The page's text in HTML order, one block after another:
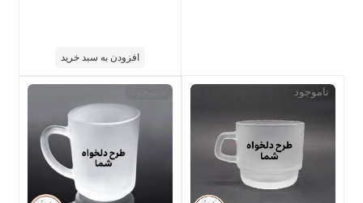
افزودن به سبد خرید
ناموجود